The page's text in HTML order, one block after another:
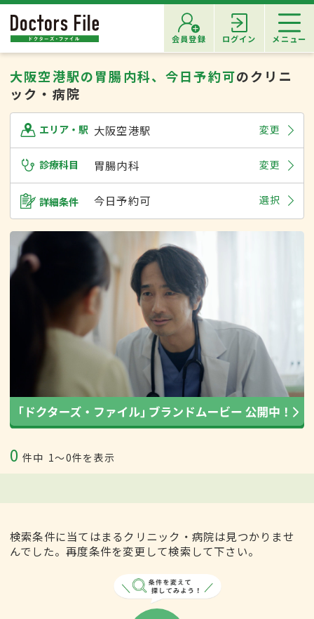
会員登録 ログイン メニュー
大阪空港駅の胃腸内科、今日予約可のクリニ
ック・病院
エリア・駅 大阪空港駅 変更
診療科目 胃腸内科 変更
詳細条件 今日予約可 選択
0 件中 1〜0件を表示
検索条件に当てはまるクリニック・病院は見つかりませ
んでした。再度条件を変更して検索して下さい。